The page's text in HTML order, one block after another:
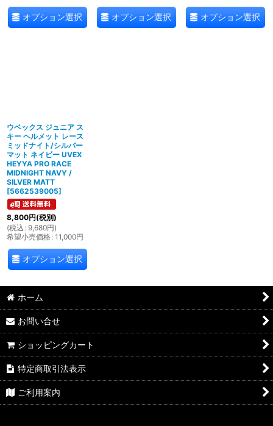
オプション選択 オプション選択 オプション選択
ウベックス ジュニア ス
キー ヘルメット レース
ミッドナイト/シルバー
マット ネイビー UVEX
HEYYA PRO RACE
MIDNIGHT NAVY /
SILVER MATT
[5662539005]
8,800円(税別)
(税込 : 9,680円)
希望小売価格: 11,000円
オプション選択
ホーム
お問い合せ
ショッピングカート
特定商取引法表示
ご利用案内